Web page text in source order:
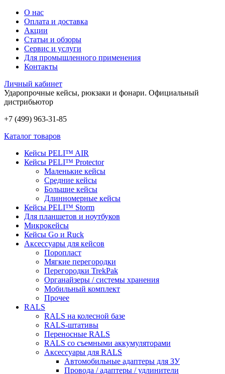
О нас
Оплата и доставка
Акции
Статьи и обзоры
Сервис и услуги
Для промышленного применения
Контакты
Личный кабинет
Ударопрочные кейсы, рюкзаки и фонари. Официальный
дистрибьютор
+7 (499) 963-31-85
Каталог товаров
Кейсы PELI™ AIR
Кейсы PELI™ Protector
Маленькие кейсы
Средние кейсы
Большие кейсы
Длинномерные кейсы
Кейсы PELI™ Storm
Для планшетов и ноутбуков
Микрокейсы
Кейсы Go и Ruck
Аксессуары для кейсов
Поропласт
Мягкие перегородки
Перегородки TrekPak
Органайзеры / системы хранения
Мобильный комплект
Прочее
RALS
RALS на колесной базе
RALS-штативы
Переносные RALS
RALS со съемными аккумуляторами
Аксессуары для RALS
Автомобильные адаптеры для ЗУ
Провода / адаптеры / удлинители